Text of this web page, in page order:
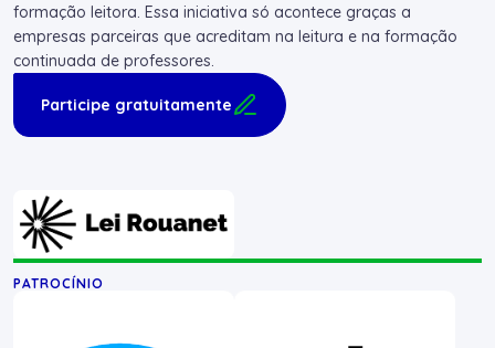
formação leitora. Essa iniciativa só acontece graças a
empresas parceiras que acreditam na leitura e na formação
continuada de professores.
Participe gratuitamente
PATROCÍNIO